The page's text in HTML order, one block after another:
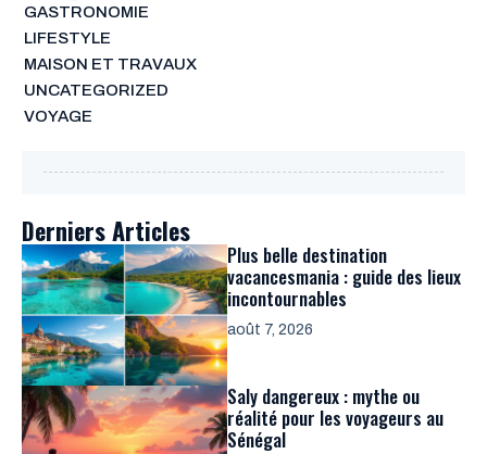
GASTRONOMIE
LIFESTYLE
MAISON ET TRAVAUX
UNCATEGORIZED
VOYAGE
Derniers Articles
Plus belle destination
vacancesmania : guide des lieux
incontournables
août 7, 2026
Saly dangereux : mythe ou
réalité pour les voyageurs au
Sénégal